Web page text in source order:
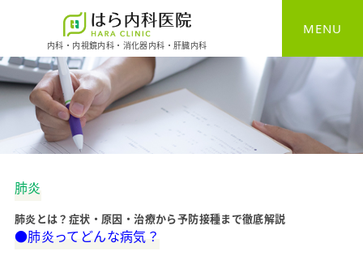
内科・内視鏡内科・消化器内科・肝臓内科
MENU
肺炎
肺炎とは？症状・原因・治療から予防接種まで徹底解説
●肺炎ってどんな病気？